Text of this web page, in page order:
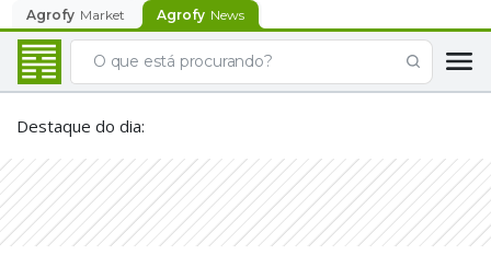
Agrofy Market Agrofy News
Destaque do dia: